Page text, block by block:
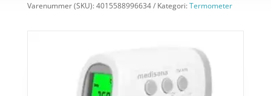
Varenummer (SKU):4015588996634 Kategori:Termometer